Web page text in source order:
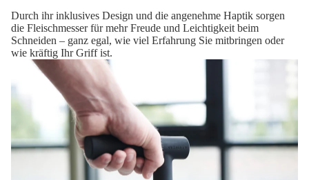
Durch ihr inklusives Design und die angenehme Haptik sorgen
die Fleischmesser für mehr Freude und Leichtigkeit beim
Schneiden – ganz egal, wie viel Erfahrung Sie mitbringen oder
wie kräftig Ihr Griff ist.